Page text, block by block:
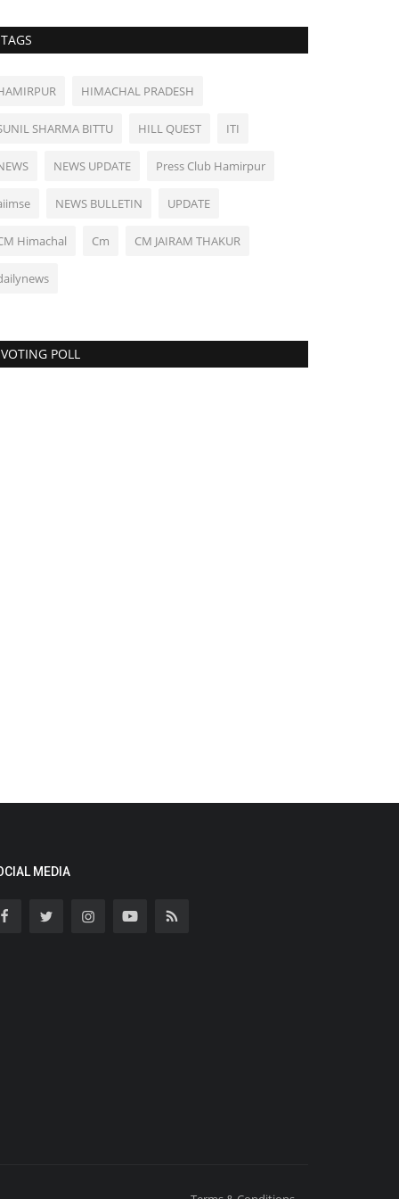
TAGS
HIMACHAL PRADESH
SHARMA BITTU HILL QUEST ITI
NEWS UPDATE Press Club Hamirpur
NEWS BULLETIN UPDATE
Himachal Cm CM JAIRAM THAKUR
VOTING POLL
MEDIA